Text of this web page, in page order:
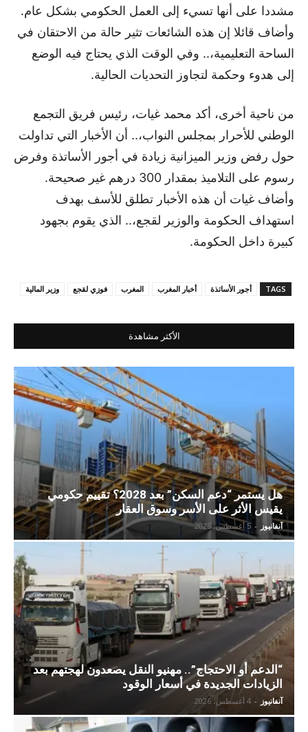
مشددا على أنها تسيء إلى العمل الحكومي بشكل عام.
وأضاف قائلا إن هذه الشائعات تثير حالة من الاحتقان في
الساحة التعليمية،.. وفي الوقت الذي يحتاج فيه الوضع
إلى هدوء وحكمة لتجاوز التحديات الحالية.
من ناحية أخرى، أكد محمد غيات، رئيس فريق التجمع
الوطني للأحرار بمجلس النواب،.. أن الأخبار التي تداولت
حول رفض وزير الميزانية زيادة في أجور الأساتذة وفرض
رسوم على التلاميذ بمقدار 300 درهم غير صحيحة.
وأضاف غيات أن هذه الأخبار تطلق للأسف بهدف
استهداف الحكومة والوزير لقجع،.. الذي يقوم بجهود
كبيرة داخل الحكومة.
TAGS أجور الأساتذة أخبار المغرب المغرب فوزي لقجع وزير المالية
الأكثر مشاهدة
هل يستمر “دعم السكن” بعد 2028؟ تقييم حكومي
يقيس الأثر على الأسر وسوق العقار
آنفانيوز - 5 أغسطس، 2026
“الدعم أو الاحتجاج”.. مهنيو النقل يصعدون لهجتهم بعد
الزيادات الجديدة في أسعار الوقود
آنفانيوز - 4 أغسطس، 2026